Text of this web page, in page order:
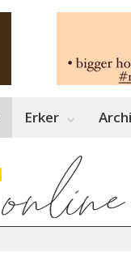
Erker